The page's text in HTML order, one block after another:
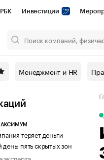
Инвестиции
СПб Конференции СПб
медиа Рынок
Менеджмент и HR
теряет деньги
пять скрытых зон
эксперта